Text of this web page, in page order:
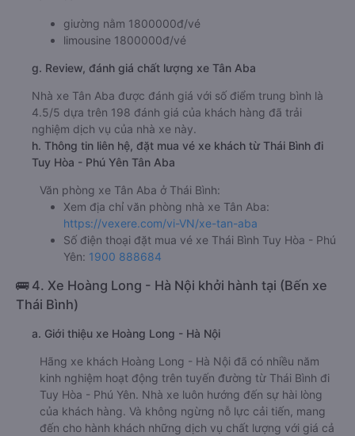
giường nằm 1800000đ/vé
limousine 1800000đ/vé
g. Review, đánh giá chất lượng xe Tân Aba
Nhà xe Tân Aba được đánh giá với số điểm trung bình là
4.5/5 dựa trên 198 đánh giá của khách hàng đã trải
nghiệm dịch vụ của nhà xe này.
h. Thông tin liên hệ, đặt mua vé xe khách từ Thái Bình đi
Tuy Hòa - Phú Yên Tân Aba
Văn phòng xe Tân Aba ở Thái Bình:
Xem địa chỉ văn phòng nhà xe Tân Aba:
https://vexere.com/vi-VN/xe-tan-aba
Số điện thoại đặt mua vé xe Thái Bình Tuy Hòa - Phú
Yên: 1900 888684
🚌 4. Xe Hoàng Long - Hà Nội khởi hành tại (Bến xe
Thái Bình)
a. Giới thiệu xe Hoàng Long - Hà Nội
Hãng xe khách Hoàng Long - Hà Nội đã có nhiều năm
kinh nghiệm hoạt động trên tuyến đường từ Thái Bình đi
Tuy Hòa - Phú Yên. Nhà xe luôn hướng đến sự hài lòng
của khách hàng. Và không ngừng nỗ lực cải tiến, mang
đến cho hành khách những dịch vụ chất lượng với giá cả